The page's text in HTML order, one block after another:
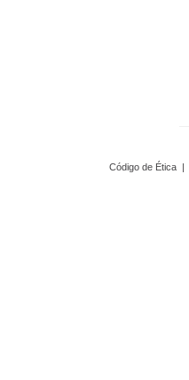
Código de Ética |